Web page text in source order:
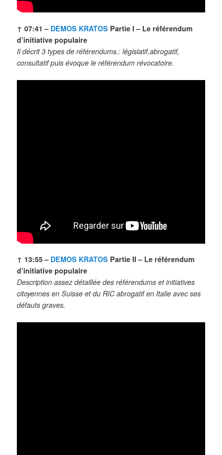
↑ 07:41 – DEMOS KRATOS Partie I – Le référendum
d’initiative populaire
Il décrit 3 types de référendums.: législatif,abrogatif,
consultatif puis évoque le référendum révocatoire.
↑ 13:55 – DEMOS KRATOS Partie II – Le référendum
d’initiative populaire
Description assez détaillée des référendums et initiatives
citoyennes en Suisse et du RIC abrogatif en Italie avec ses
défauts graves.